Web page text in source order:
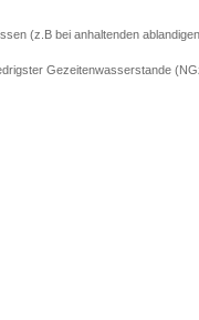
(z.B bei anhaltenden
Gezeitenwasserstande